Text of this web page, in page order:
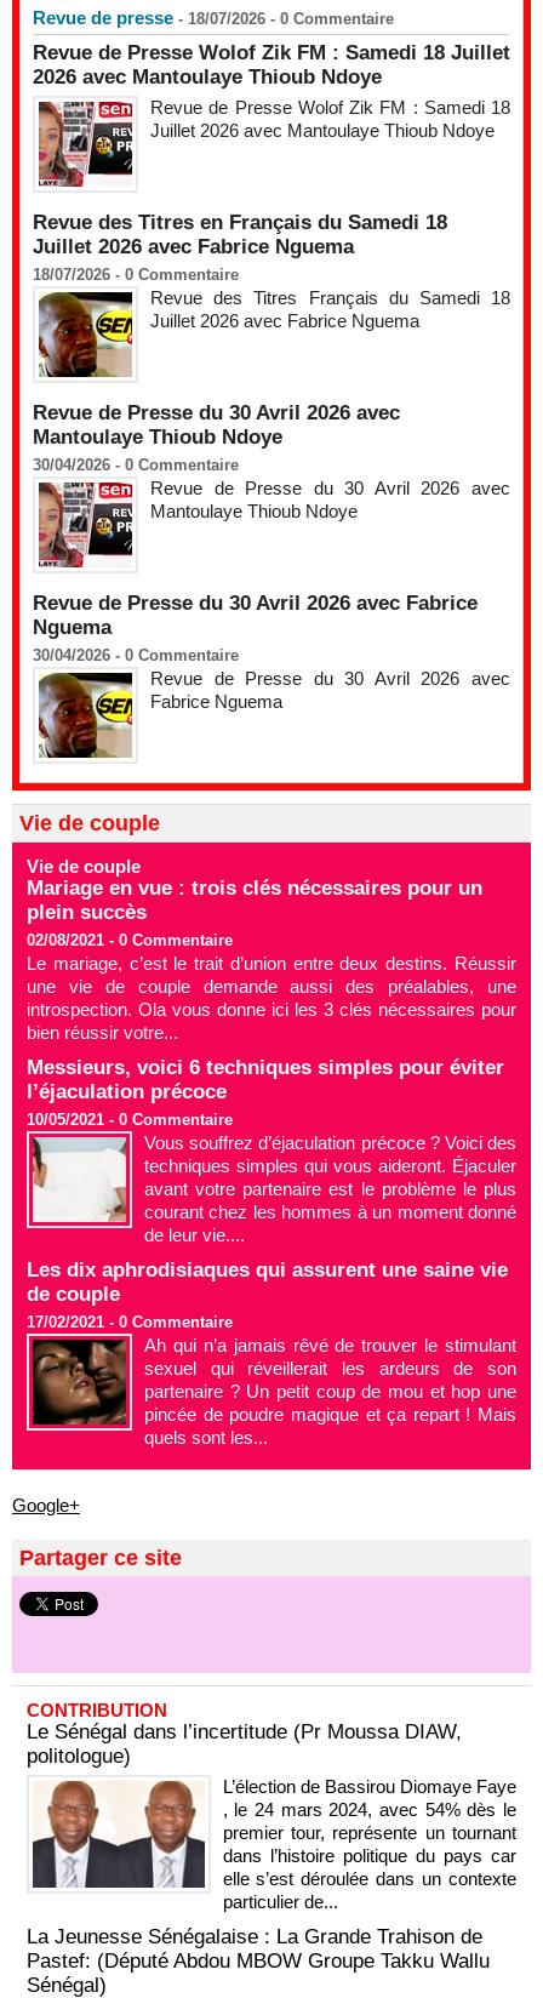
Revue de presse - 18/07/2026 - 0 Commentaire
Revue de Presse Wolof Zik FM : Samedi 18 Juillet
2026 avec Mantoulaye Thioub Ndoye
Revue de Presse Wolof Zik FM : Samedi 18
Juillet 2026 avec Mantoulaye Thioub Ndoye
Revue des Titres en Français du Samedi 18
Juillet 2026 avec Fabrice Nguema
18/07/2026 - 0 Commentaire
Revue des Titres Français du Samedi 18
Juillet 2026 avec Fabrice Nguema
Revue de Presse du 30 Avril 2026 avec
Mantoulaye Thioub Ndoye
30/04/2026 - 0 Commentaire
Revue de Presse du 30 Avril 2026 avec
Mantoulaye Thioub Ndoye
Revue de Presse du 30 Avril 2026 avec Fabrice
Nguema
30/04/2026 - 0 Commentaire
Revue de Presse du 30 Avril 2026 avec
Fabrice Nguema
Vie de couple
Vie de couple
Mariage en vue : trois clés nécessaires pour un
plein succès
02/08/2021 - 0 Commentaire
Le mariage, c’est le trait d’union entre deux destins. Réussir
une vie de couple demande aussi des préalables, une
introspection. Ola vous donne ici les 3 clés nécessaires pour
bien réussir votre...
Messieurs, voici 6 techniques simples pour éviter
l’éjaculation précoce
10/05/2021 - 0 Commentaire
Vous souffrez d’éjaculation précoce ? Voici des
techniques simples qui vous aideront. Éjaculer
avant votre partenaire est le problème le plus
courant chez les hommes à un moment donné
de leur vie....
Les dix aphrodisiaques qui assurent une saine vie
de couple
17/02/2021 - 0 Commentaire
Ah qui n’a jamais rêvé de trouver le stimulant
sexuel qui réveillerait les ardeurs de son
partenaire ? Un petit coup de mou et hop une
pincée de poudre magique et ça repart ! Mais
quels sont les...
Google+
Partager ce site
CONTRIBUTION
Le Sénégal dans l’incertitude (Pr Moussa DIAW,
politologue)
L’élection de Bassirou Diomaye Faye
, le 24 mars 2024, avec 54% dès le
premier tour, représente un tournant
dans l’histoire politique du pays car
elle s’est déroulée dans un contexte
particulier de...
La Jeunesse Sénégalaise : La Grande Trahison de
Pastef: (Député Abdou MBOW Groupe Takku Wallu
Sénégal)